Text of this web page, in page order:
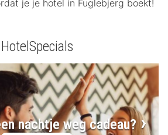
je je hotel in Fuglebjerg boekt!
nachtje weg cadeau?